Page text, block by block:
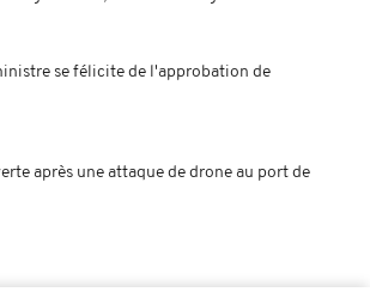
se félicite de l'approbation de
après une attaque de drone au port de